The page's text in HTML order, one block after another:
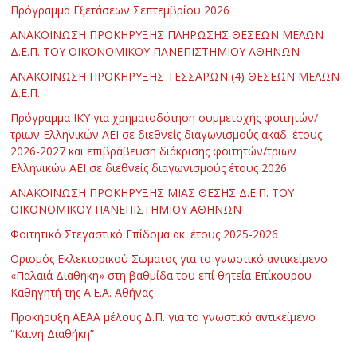
Πρόγραμμα Εξετάσεων Σεπτεμβρίου 2026
ΑΝΑΚΟΙΝΩΣΗ ΠΡΟΚΗΡΥΞΗΣ ΠΛΗΡΩΣΗΣ ΘΕΣΕΩΝ ΜΕΛΩΝ
Δ.Ε.Π. ΤΟΥ ΟΙΚΟΝΟΜΙΚΟΥ ΠΑΝΕΠΙΣΤΗΜΙΟΥ ΑΘΗΝΩΝ
ΑΝΑΚΟΙΝΩΣΗ ΠΡΟΚΗΡΥΞΗΣ ΤΕΣΣΑΡΩΝ (4) ΘΕΣΕΩΝ ΜΕΛΩΝ
Δ.Ε.Π.
Πρόγραμμα ΙΚΥ για χρηματοδότηση συμμετοχής φοιτητών/
τριων Ελληνικών ΑΕΙ σε διεθνείς διαγωνισμούς ακαδ. έτους
2026-2027 και επιβράβευση διάκρισης φοιτητών/τριων
Ελληνικών ΑΕΙ σε διεθνείς διαγωνισμούς έτους 2026
ΑΝΑΚΟΙΝΩΣΗ ΠΡΟΚΗΡΥΞΗΣ ΜΙΑΣ ΘΕΣΗΣ Δ.Ε.Π. ΤΟΥ
ΟΙΚΟΝΟΜΙΚΟΥ ΠΑΝΕΠΙΣΤΗΜΙΟΥ ΑΘΗΝΩΝ
Φοιτητικό Στεγαστικό Επίδομα ακ. έτους 2025-2026
Ορισμός Εκλεκτορικού Σώματος για το γνωστικό αντικείμενο
«Παλαιά Διαθήκη» στη βαθμίδα του επί θητεία Επίκουρου
Καθηγητή της Α.Ε.Α. Αθήνας
Προκήρυξη ΑΕΑΑ μέλους Δ.Π. για το γνωστικό αντικείμενο
“Καινή Διαθήκη”